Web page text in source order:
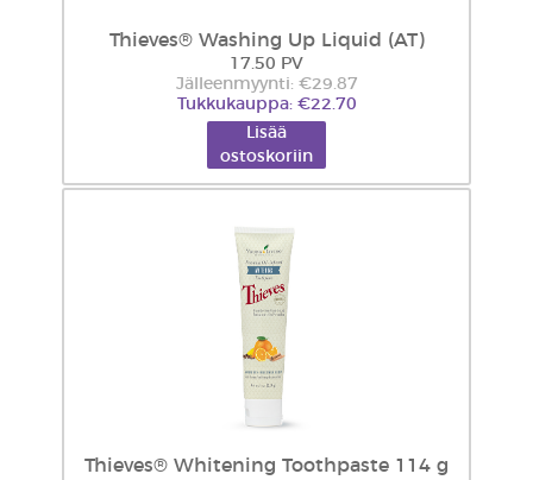
Thieves® Washing Up Liquid (AT)
17.50 PV
Jälleenmyynti: €29.87
Tukkukauppa: €22.70
Lisää
ostoskoriin
Thieves® Whitening Toothpaste 114 g